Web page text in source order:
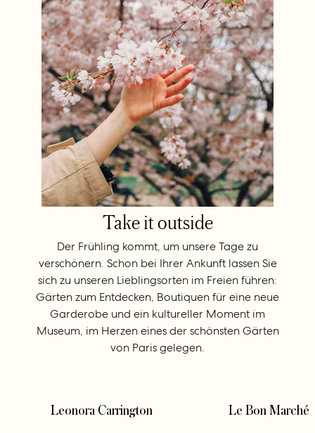
Take it outside
Der Frühling kommt, um unsere Tage zu
verschönern. Schon bei Ihrer Ankunft lassen Sie
sich zu unseren Lieblingsorten im Freien führen:
Gärten zum Entdecken, Boutiquen für eine neue
Garderobe und ein kultureller Moment im
Museum, im Herzen eines der schönsten Gärten
von Paris gelegen.
Leonora Carrington Le Bon Marché